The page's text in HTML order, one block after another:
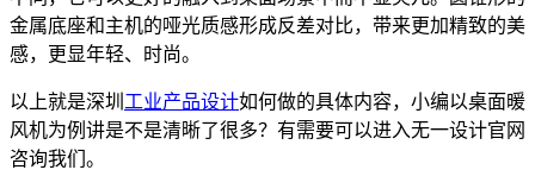
金属底座和主机的哑光质感形成反差对比，带来更加精致的美
感，更显年轻、时尚。
以上就是深圳 工业产品设计如何做的具体内容，小编以桌面暖
风机为例讲是不是清晰了很多？有需要可以进入无一设计官网
咨询我们。